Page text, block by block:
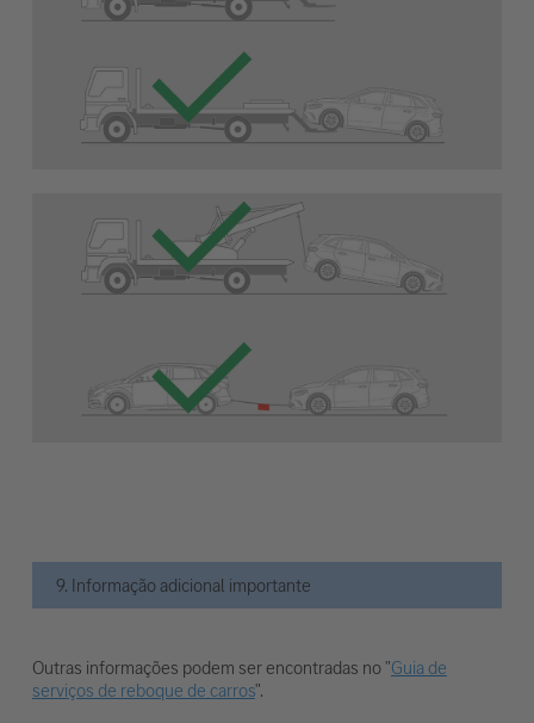
9. Informação adicional importante
Outras informações podem ser encontradas no "Guia de
serviços de reboque de carros".